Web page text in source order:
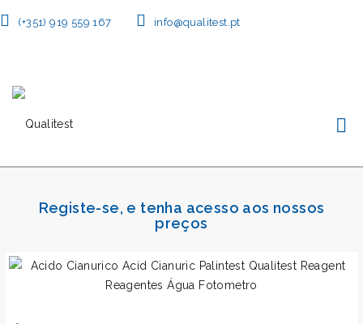
(+351) 919 559 167 info@qualitest.pt
Registe-se, e tenha acesso aos nossos
preços